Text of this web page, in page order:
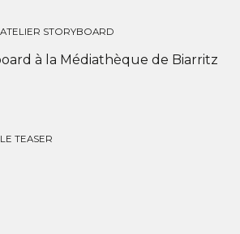
ATELIER STORYBOARD
à la Médiathèque de Biarritz
LE TEASER